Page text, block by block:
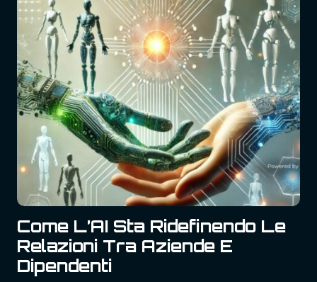
Sull’AI
Per
Le
Aziende
–
La
Rivoluzione
Dei
Contenuti
Video
Con
SORA
Come L’AI Sta Ridefinendo Le
Relazioni Tra Aziende E
Dipendenti